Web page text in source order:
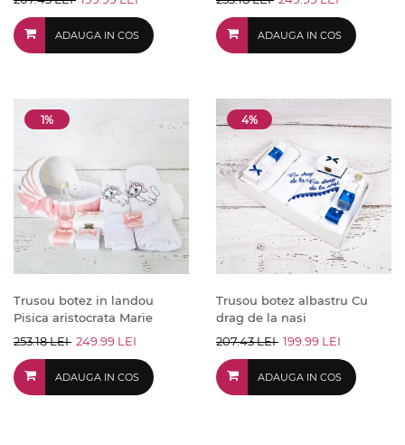
ADAUGA IN COS ADAUGA IN COS
1%
Trusou botez in landou
Pisica aristocrata Marie
253.18 LEI 249.99 LEI
ADAUGA IN COS
4%
Trusou botez albastru Cu
drag de la nasi
207.43 LEI 199.99 LEI
ADAUGA IN COS